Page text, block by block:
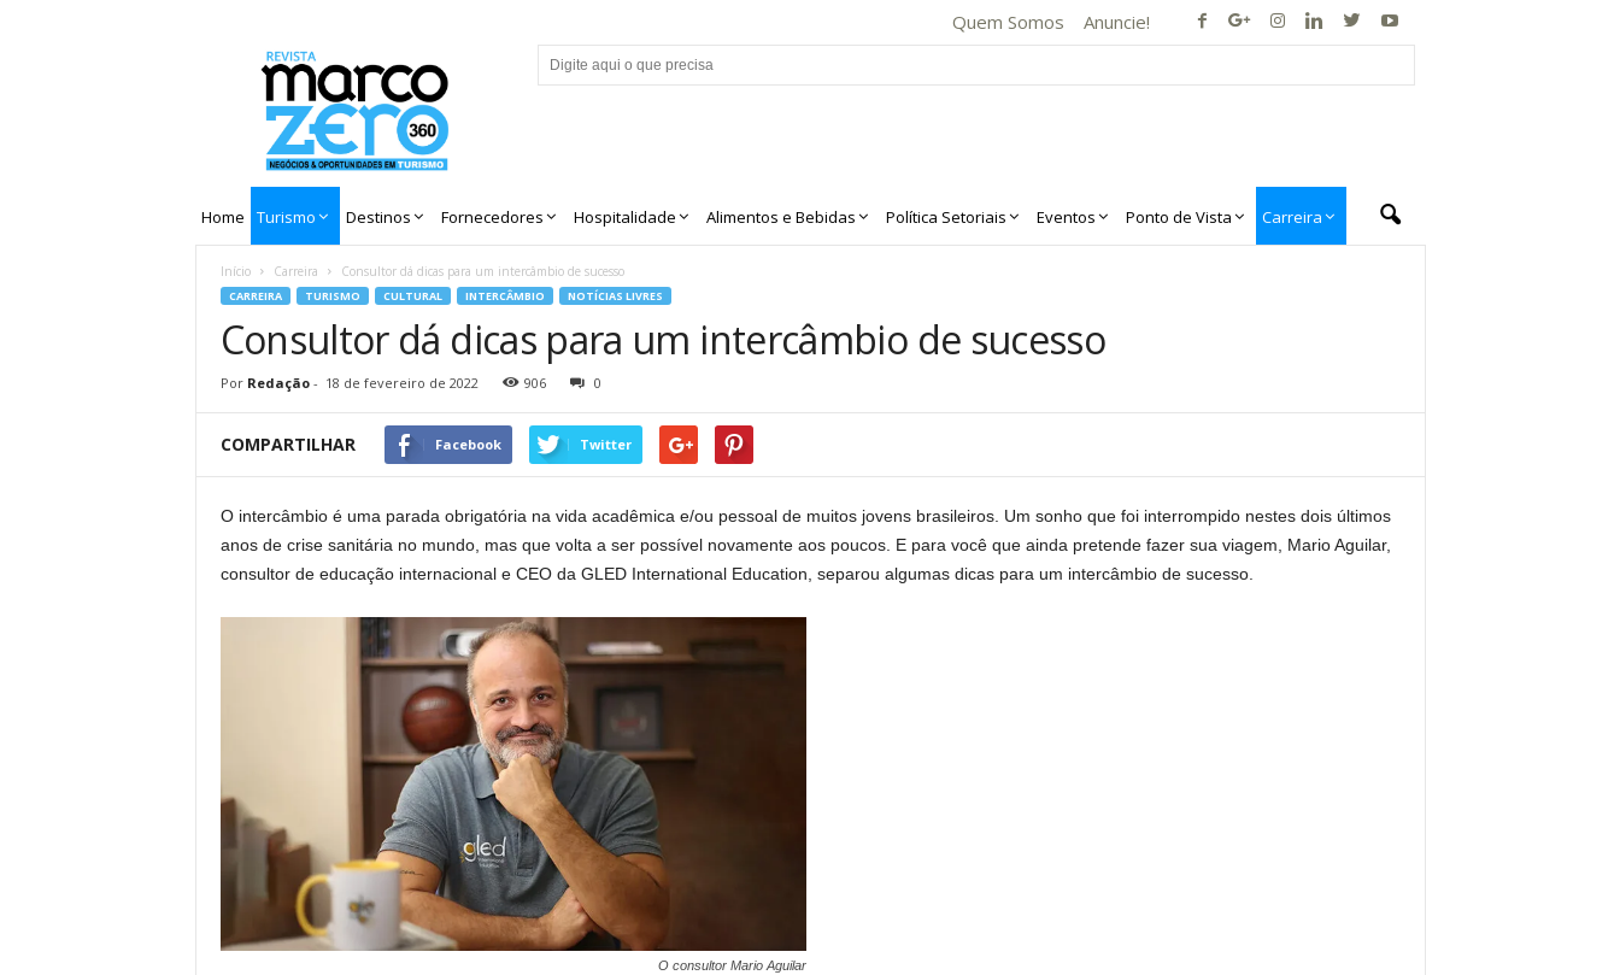
Quem Somos Anuncie!
Home Turismo Destinos Fornecedores Hospitalidade Alimentos e Bebidas Política Setoriais Eventos Ponto de Vista Carreira
Início Carreira Consultor dá dicas para um intercâmbio de sucesso
CARREIRA TURISMO CULTURAL INTERCÂMBIO NOTÍCIAS LIVRES
Consultor dá dicas para um intercâmbio de sucesso
Por Redação- 18 de fevereiro de 2022 906 0
COMPARTILHAR Facebook Twitter
O intercâmbio é uma parada obrigatória na vida acadêmica e/ou pessoal de muitos jovens brasileiros. Um sonho que foi interrompido nestes dois últimos
anos de crise sanitária no mundo, mas que volta a ser possível novamente aos poucos. E para você que ainda pretende fazer sua viagem, Mario Aguilar,
consultor de educação internacional e CEO da GLED International Education, separou algumas dicas para um intercâmbio de sucesso.
O consultor Mario Aguilar